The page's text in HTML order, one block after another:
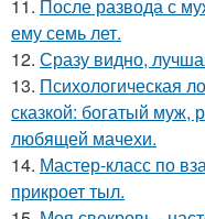
11. После развода с
ему семь лет.
12. Сразу видно,
13. Психологическая
сказкой: богатый муж,
любящей мачехи.
14. Мастер-класс по
прикроет тыл.